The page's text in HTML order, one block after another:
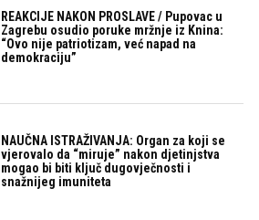
REAKCIJE NAKON PROSLAVE / Pupovac u
Zagrebu osudio poruke mržnje iz Knina:
“Ovo nije patriotizam, već napad na
demokraciju”
NAUČNA ISTRAŽIVANJA: Organ za koji se
vjerovalo da “miruje” nakon djetinjstva
mogao bi biti ključ dugovječnosti i
snažnijeg imuniteta